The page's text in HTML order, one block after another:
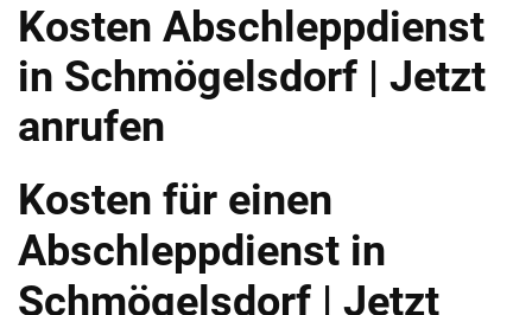
Kosten Abschleppdienst
in Schmögelsdorf | Jetzt
anrufen
Kosten für einen
Abschleppdienst in
Schmögelsdorf | Jetzt